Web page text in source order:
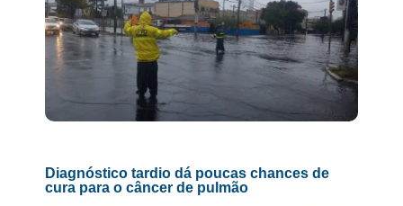
Diagnóstico tardio dá poucas chances de
cura para o câncer de pulmão